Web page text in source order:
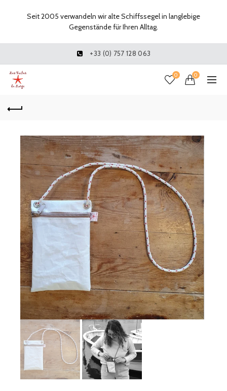
+33 (0) 757 128 063
0 0
Seit 2005 verwandeln wir alte Schiffssegel in langlebige
Gegenstände für Ihren Alltag.